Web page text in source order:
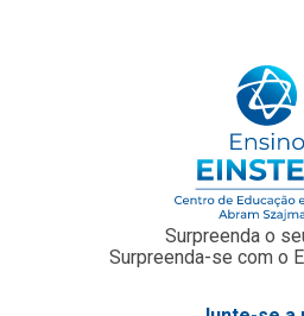
Surpreenda o
Surpreenda-se com o